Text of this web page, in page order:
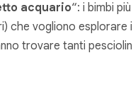
acquario“: i bimbi più
che vogliono esplorare il
trovare tanti pesciolini